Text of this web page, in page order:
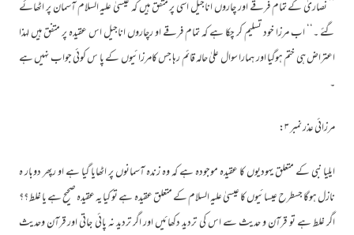
’’ نصاریٰ کے تمام فرقے اور چاروں اناجیل اسی پر متفق ہیں کہ عیسیٰ علیہ السلام آسمان پر اٹھائے
گئے ۔‘‘ اب مرزا خود تسلیم کر چکا ہے کہ تمام فرقے او رچاروں اناجیل اس عقیدہ پر متفق ہیں لہذا
اعتراض ہی ختم ہوگیا اور ہمارا سوال علیٰ حالہ قائم رہا جس کامرزائیوں کے پا س کوئی جواب نہیں ہے
۔
مرزائی عذر نمبر ۳:
ایلیا نبی کے متعلق یہودیوں کا عقیدہ موجودہ ہے کہ وہ زندہ آسمانوں پر اٹھایا گیا ہے او رپھر دوبار ہ
نازل ہوگا جسطرح عیسائیوں کا عیسیٰ علیہ السلام کے متعلق عقیدہ ہے تو کیا یہ عقیدہ صحیح ہے یا غلط ؟؟
اگر غلط ہے تو قرآن و حدیث سے اس کی تردید دکھائیں اور اگر تردید نہ پائی جاتی اور قرآن وحدیث